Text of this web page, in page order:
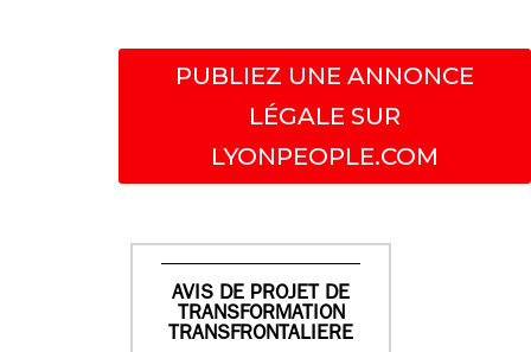
PUBLIEZ UNE ANNONCE
LÉGALE SUR
LYONPEOPLE.COM
AVIS DE PROJET DE
TRANSFORMATION
TRANSFRONTALIERE